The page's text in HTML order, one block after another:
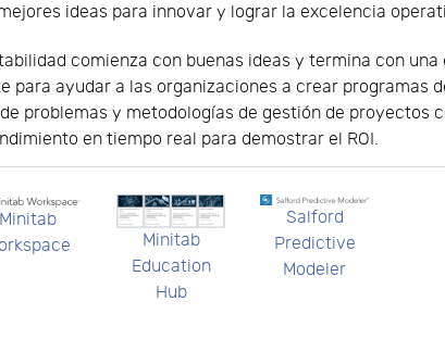
ideas para innovar y lograr la excelencia
comienza con buenas ideas y termina con una
para ayudar a las organizaciones a crear programas
problemas y metodologías de gestión de proyectos
en tiempo real para demostrar el ROI.
Minitab
Minitab
Education
Hub
Salford
Predictive
Modeler